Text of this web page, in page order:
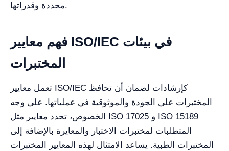
محددة وقدراتها.
فهم معايير ISO/IEC في بيئات
المختبرات
تعمل معايير ISO/IEC كإرشادات لضمان أن تحافظ
المختبرات على الجودة والموثوقية في عملياتها. على وجه
الخصوص، تحدد معايير مثل ISO 17025 و ISO 15189
المتطلبات لمختبرات الاختبار والمعايرة بالإضافة إلى
المختبرات الطبية. يساعد الامتثال لهذه المعايير المختبرات